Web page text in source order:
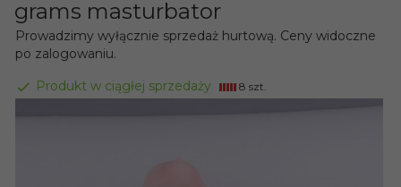
grams masturbator
Prowadzimy wyłącznie sprzedaż hurtową. Ceny widoczne
po zalogowaniu.
Produkt w ciągłej sprzedaży 8 szt.